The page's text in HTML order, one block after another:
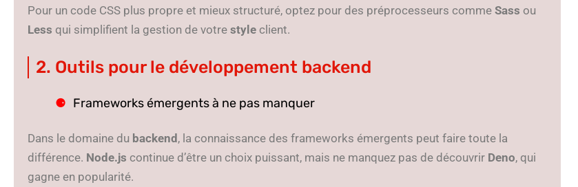
Pour un code CSS plus propre et mieux structuré, optez pour des préprocesseurs comme Sass ou
Less qui simplifient la gestion de votre style client.
2. Outils pour le développement backend
Frameworks émergents à ne pas manquer
Dans le domaine du backend , la connaissance des frameworks émergents peut faire toute la
différence. Node.js continue d’être un choix puissant, mais ne manquez pas de découvrir Deno, qui
gagne en popularité.